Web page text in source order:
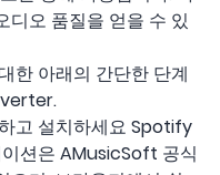
디오 품질을 얻을 수 있
한 아래의 간단한 단계
고 설치하세요 Spotify
션은 AMusicSoft 공식